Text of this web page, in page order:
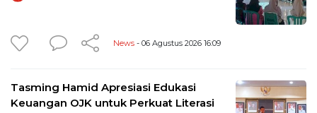
News - 06 Agustus 2026 16:09
Tasming Hamid Apresiasi Edukasi
Keuangan OJK untuk Perkuat Literasi